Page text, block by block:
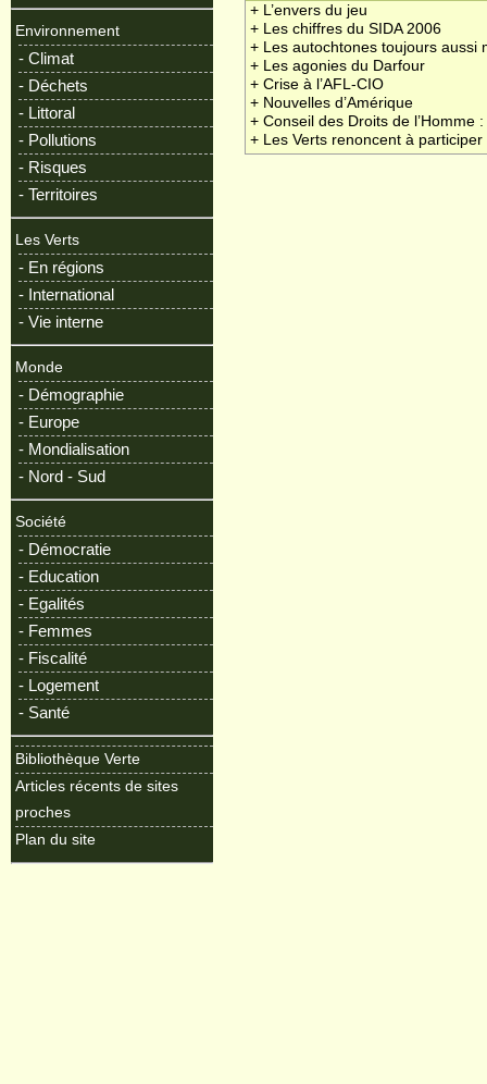
Environnement
- Climat
- Déchets
- Littoral
- Pollutions
- Risques
- Territoires
Les Verts
- En régions
- International
- Vie interne
Monde
- Démographie
- Europe
- Mondialisation
- Nord - Sud
Société
- Démocratie
- Education
- Egalités
- Femmes
- Fiscalité
- Logement
- Santé
Bibliothèque Verte
Articles récents de sites
proches
Plan du site
+ L’envers du jeu
+ Les chiffres du SIDA 2006
+ Les autochtones toujours aussi
+ Les agonies du Darfour
+ Crise à l’AFL-CIO
+ Nouvelles d’Amérique
+ Conseil des Droits de l’Homme
+ Les Verts renoncent à